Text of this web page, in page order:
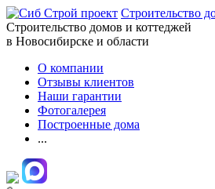
Строительство
Строительство домов и коттеджей
в Новосибирске и области
О компании
Отзывы клиентов
Наши гарантии
Фотогалерея
Построенные дома
...